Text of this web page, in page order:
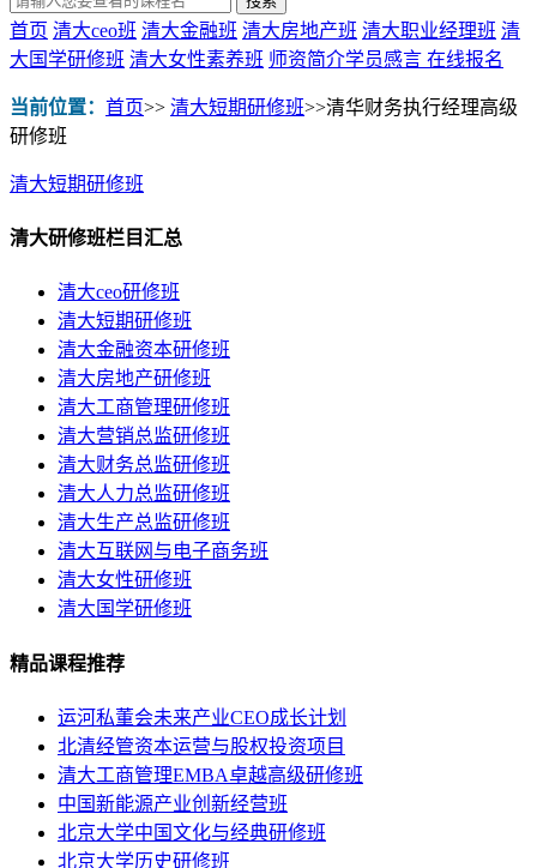
首页 清大ceo班 清大金融班 清大房地产班 清大职业经理班 清
大国学研修班 清大女性素养班 师资简介学员感言 在线报名
当前位置： 首页>> 清大短期研修班>>清华财务执行经理高级
研修班
清大短期研修班
清大研修班栏目汇总
清大ceo研修班
清大短期研修班
清大金融资本研修班
清大房地产研修班
清大工商管理研修班
清大营销总监研修班
清大财务总监研修班
清大人力总监研修班
清大生产总监研修班
清大互联网与电子商务班
清大女性研修班
清大国学研修班
精品课程推荐
运河私董会未来产业CEO成长计划
北清经管资本运营与股权投资项目
清大工商管理EMBA卓越高级研修班
中国新能源产业创新经营班
北京大学中国文化与经典研修班
北京大学历史研修班